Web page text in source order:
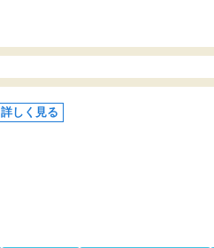
詳しく見る